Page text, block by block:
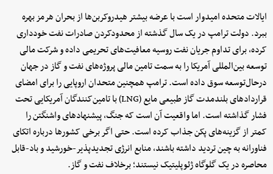
ایالات متحده امیدوار است با عرضه بیشتر هیدروکربن‌ها از بحران هرمز بهره
ببرد. دولت ترامپ در یک سال گذشته از محدودکردن صادرات نفت خودداری
کرده، برای تداوم جریان نفت روسیه معافیت‌های تحریمی داده و شرکت مالی
توسعه بین‌المللی آمریکا را به سمت تامین مالی پروژه‌های نفت و گاز در جهان
درحال‌توسعه سوق داده است. ترامپ همچنین متحدان اروپایی را برای امضای
قراردادهای بلندمدت گاز طبیعی مایع (LNG) با تامین‌کنندگان آمریکایی تحت
فشار گذاشته است. اما واقعیت آن است که جنگ، پیشنهادهای واشنگتن را
کمتر از گزینه‌های پکن جذاب کرده است. حتی اگر برخی کشورها درباره اتکای
فناورانه به چین تردید داشته باشند، منابع انرژی تجدیدپذیر-خورشید و باد-قابل
محاصره در یک گلوگاه ژئوپلیتیک نیستند؛ برخلاف نفت و گاز.